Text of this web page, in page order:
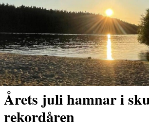
Årets juli hamnar i
rekordåren